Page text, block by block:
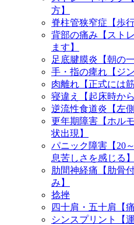
方】
脊柱管狭窄症【歩
背部の痛み【スト
ます】
足底腱膜炎【朝の
手・指の痺れ【ジ
肉離れ【正式には
寝違え【起床時か
逆流性食道炎【左
更年期障害【ホル
状出現】
パニック障害【20
息苦しさを感じる】
肋間神経痛【肋骨
み】
捻挫
四十肩・五十肩【
シンスプリント【